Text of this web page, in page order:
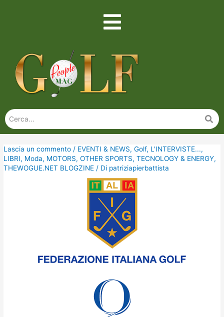
Lascia un commento / EVENTI & NEWS,Golf, L'INTERVISTE...,
LIBRI, Moda, MOTORS,OTHER SPORTS,TECNOLOGY & ENERGY,
THEWOGUE.NET BLOGZINE / Di patriziapierbattista